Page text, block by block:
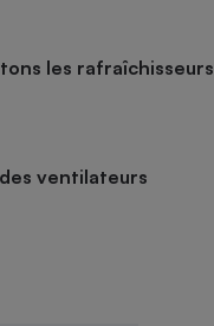
les rafraîchisseurs
ventilateurs